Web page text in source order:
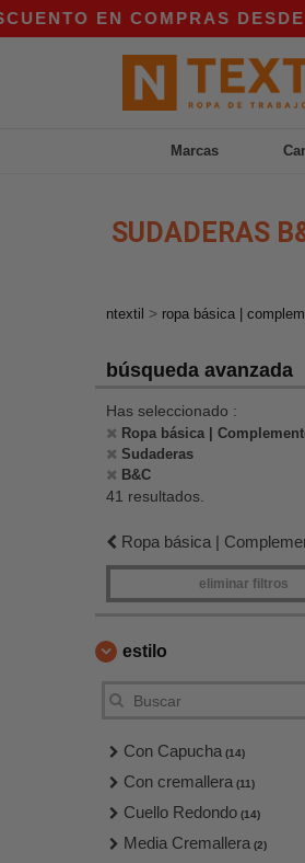
DESDE 80 € CON
Marcas
SUDADERAS
ntextil > ropa básica |
búsqueda avanzada
Has seleccionado :
Ropa básica |
Sudaderas
B&C
41 resultados.
Ropa básica |
eliminar filtros
estilo
Con Capucha (14)
Con cremallera (11)
Cuello Redondo (14)
Media Cremallera (2)